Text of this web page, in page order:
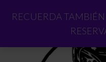
RECUERDA